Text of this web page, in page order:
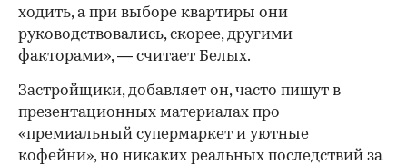
ходить, а при выборе квартиры они
руководствовались, скорее, другими
факторами», — считает Белых.
Застройщики, добавляет он, часто пишут в
презентационных материалах про
«премиальный супермаркет и уютные
кофейни», но никаких реальных последствий за